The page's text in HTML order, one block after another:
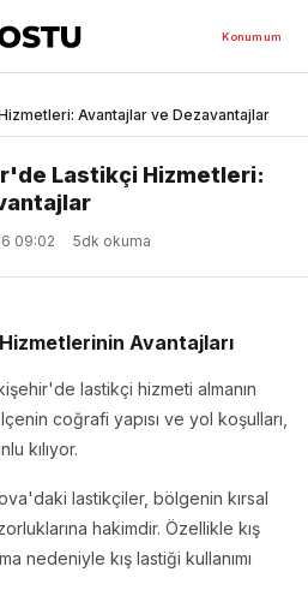
Konumum
Avantajlar ve Dezavantajlar
Lastikçi Hizmetleri:
09:02 5dk okuma
Avantajları
lastikçi hizmeti almanın
coğrafi yapısı ve yol koşulları,
kılıyor.
lastikçiler, bölgenin kırsal
hakimdir. Özellikle kış
nedeniyle kış lastiği kullanımı